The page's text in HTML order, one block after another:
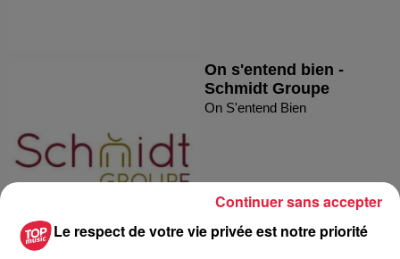
On s'entend bien -
Schmidt Groupe
On S'entend Bien
Le respect de votre vie privée est notre priorité
Continuer sans accepter